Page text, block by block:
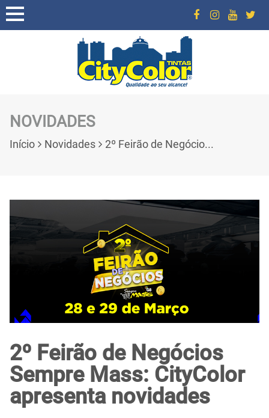
NOVIDADES
Início Novidades 2º Feirão de Negócio...
2º Feirão de Negócios
Sempre Mass: CityColor
apresenta novidades